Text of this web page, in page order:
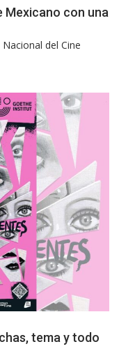
Mexicano con una
del Cine
tema y todo